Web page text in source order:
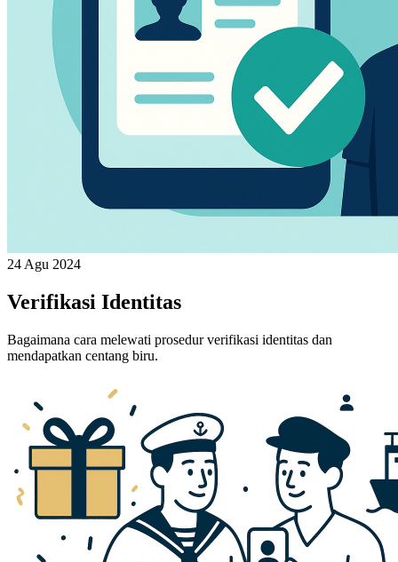
24 Agu 2024
Verifikasi Identitas
Bagaimana cara melewati prosedur verifikasi identitas dan
mendapatkan centang biru.